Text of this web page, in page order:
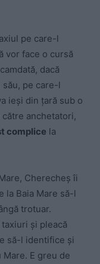
pe care-l
vor face o cursă
dacă
pe care-l
ieși din țară sub o
anchetatori,
complice la
Cherecheș îi
la Baia Mare să-l
trotuar.
și pleacă
să-l identifice și
E greu de